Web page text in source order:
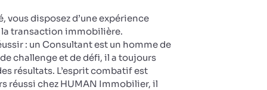
disposez d’une expérience
la transaction immobilière.
: un Consultant est un homme de
challenge et de défi, il a toujours
résultats. L’esprit combatif est
réussi chez HUMAN Immobilier, il